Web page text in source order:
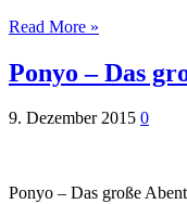
Read More »
Ponyo – Das
9. Dezember 2015 0
Ponyo – Das große